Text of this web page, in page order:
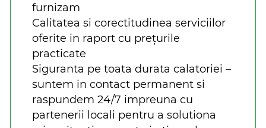
furnizam
Calitatea si corectitudinea serviciilor
oferite in raport cu prețurile
practicate
Siguranta pe toata durata calatoriei –
suntem in contact permanent si
raspundem 24/7 impreuna cu
partenerii locali pentru a solutiona